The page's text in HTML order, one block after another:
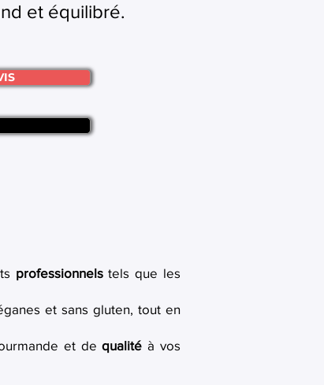
et équilibré.
professionnelstels que les
et sans gluten, tout en
et dequalité à vos